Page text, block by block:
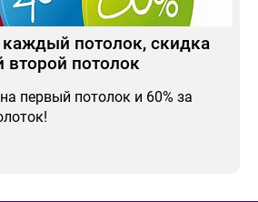
каждый потолок, скидка
потолок
первый потолок и 60% за